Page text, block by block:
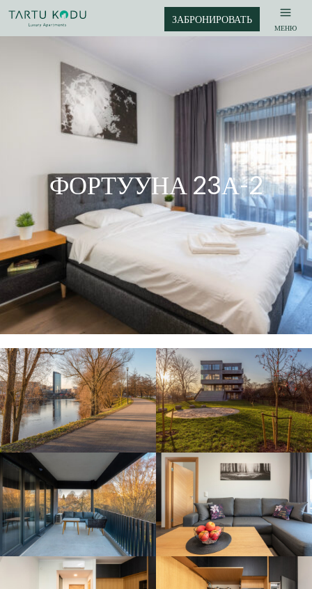
ЗАБРОНИРОВАТЬ
МЕНЮ
ФОРТУУНА 23А-2